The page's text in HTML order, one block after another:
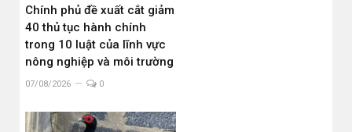
Chính phủ đề xuất cắt giảm
40 thủ tục hành chính
trong 10 luật của lĩnh vực
nông nghiệp và môi trường
07/08/2026 0